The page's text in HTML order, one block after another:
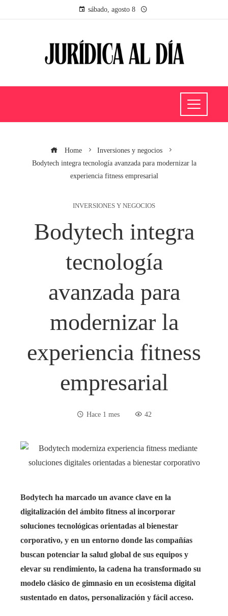
sábado, agosto 8
Home
Inversiones y negocios
Bodytech integra tecnología avanzada para modernizar la
experiencia fitness empresarial
INVERSIONES Y NEGOCIOS
Bodytech integra
tecnología
avanzada para
modernizar la
experiencia fitness
empresarial
Hace 1 mes 42
Bodytech ha marcado un avance clave en la
digitalización del ámbito fitness al incorporar
soluciones tecnológicas orientadas al bienestar
corporativo, y en un entorno donde las compañías
buscan potenciar la salud global de sus equipos y
elevar su rendimiento, la cadena ha transformado su
modelo clásico de gimnasio en un ecosistema digital
sustentado en datos, personalización y fácil acceso.